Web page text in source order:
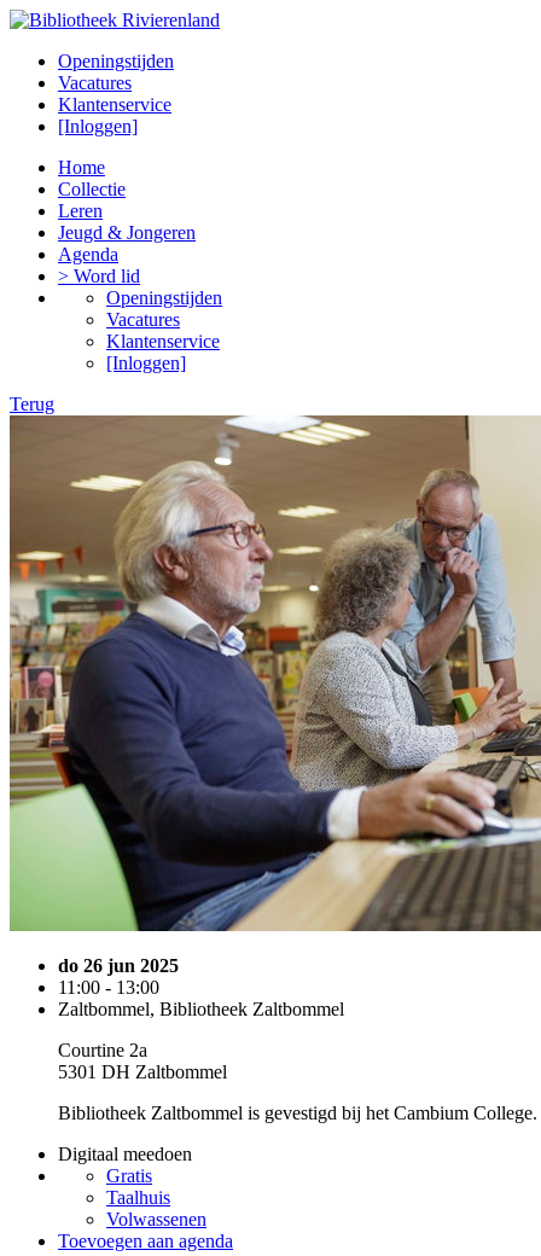
Openingstijden
Vacatures
Klantenservice
[Inloggen]
Home
Collectie
Leren
Jeugd & Jongeren
Agenda
> Word lid
Openingstijden
Vacatures
Klantenservice
[Inloggen]
Terug
do 26 jun 2025
11:00 - 13:00
Zaltbommel, Bibliotheek Zaltbommel
Courtine 2a
5301 DH Zaltbommel
Bibliotheek Zaltbommel is gevestigd bij het Cambium College.
Digitaal meedoen
Gratis
Taalhuis
Volwassenen
Toevoegen aan agenda